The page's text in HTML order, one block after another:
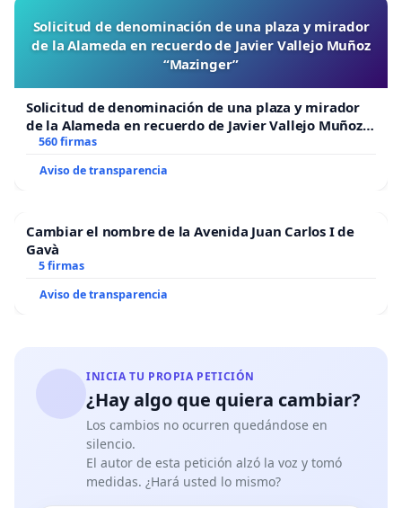
Solicitud de denominación de una plaza y mirador
de la Alameda en recuerdo de Javier Vallejo Muñoz
“Mazinger”
Solicitud de denominación de una plaza y mirador
de la Alameda en recuerdo de Javier Vallejo Muñoz
“Mazinger”
560 firmas
Aviso de transparencia
Cambiar el nombre de la Avenida Juan Carlos I de
Gavà
5 firmas
Aviso de transparencia
INICIA TU PROPIA PETICIÓN
¿Hay algo que quiera cambiar?
Los cambios no ocurren quedándose en
silencio.
El autor de esta petición alzó la voz y tomó
medidas. ¿Hará usted lo mismo?